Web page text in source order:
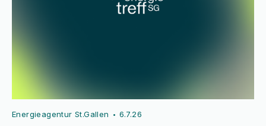
Energieagentur St.Gallen • 6.7.26